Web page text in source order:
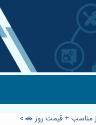
مناسب + قیمت روز 🚗»